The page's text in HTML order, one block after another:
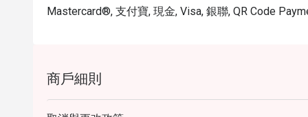
Mastercard®, 支付寶, 現金, Visa, 銀聯, QR Code
商戶細則